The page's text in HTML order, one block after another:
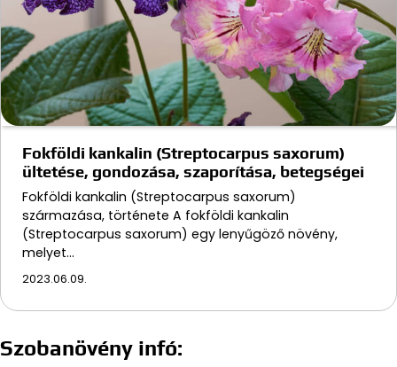
Fokföldi kankalin (Streptocarpus saxorum)
ültetése, gondozása, szaporítása, betegségei
Fokföldi kankalin (Streptocarpus saxorum)
származása, története A fokföldi kankalin
(Streptocarpus saxorum) egy lenyűgöző növény,
melyet…
2023.06.09.
Szobanövény infó: